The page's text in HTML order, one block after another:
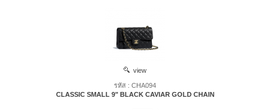
view
รหัส : CHA094
CLASSIC SMALL 9" BLACK CAVIAR GOLD CHAIN